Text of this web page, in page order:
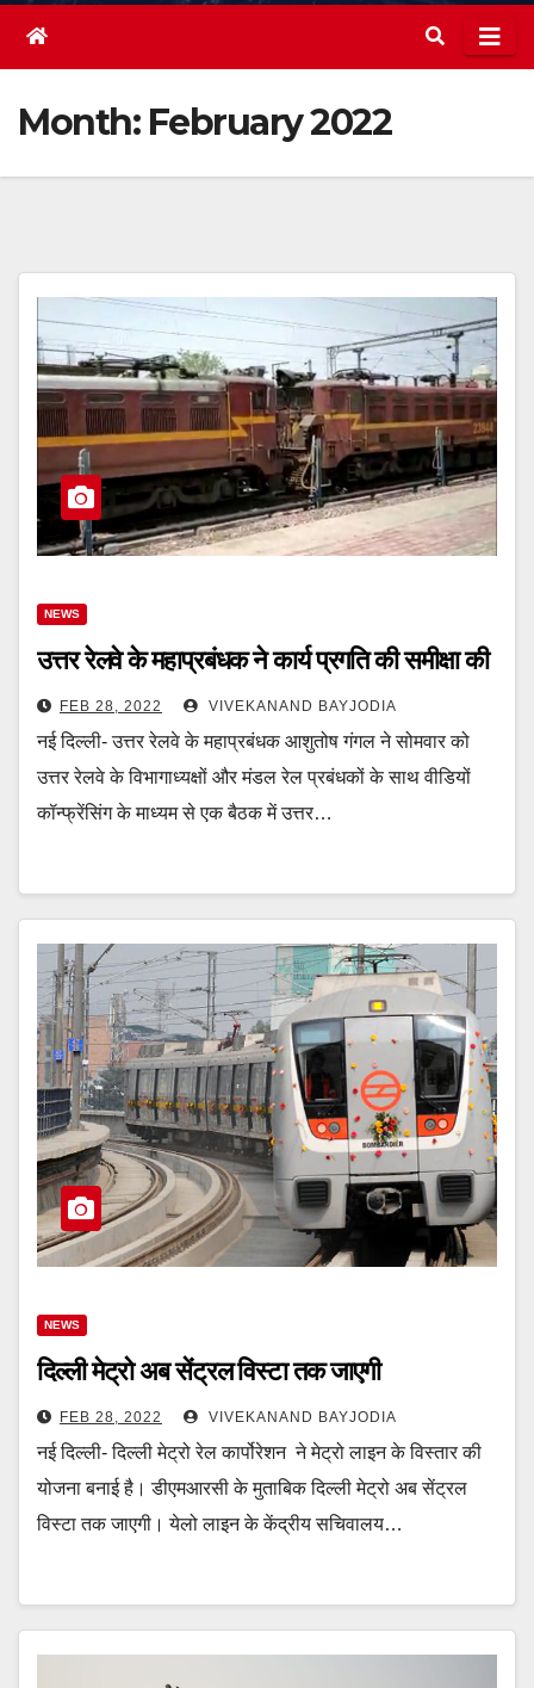
Month: February 2022
NEWS
उत्तर रेलवे के महाप्रबंधक ने कार्य प्रगति की समीक्षा की
FEB 28, 2022 VIVEKANAND BAYJODIA
नई दिल्ली- उत्तर रेलवे के महाप्रबंधक आशुतोष गंगल ने सोमवार को
उत्तर रेलवे के विभागाध्यक्षों और मंडल रेल प्रबंधकों के साथ वीडियों
कॉन्फ्रेंसिंग के माध्यम से एक बैठक में उत्तर…
NEWS
दिल्ली मेट्रो अब सेंट्रल विस्टा तक जाएगी
FEB 28, 2022 VIVEKANAND BAYJODIA
नई दिल्ली- दिल्ली मेट्रो रेल कार्पोरेशन ने मेट्रो लाइन के विस्तार की
योजना बनाई है। डीएमआरसी के मुताबिक दिल्ली मेट्रो अब सेंट्रल
विस्टा तक जाएगी। येलो लाइन के केंद्रीय सचिवालय…